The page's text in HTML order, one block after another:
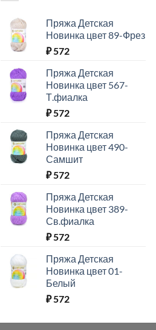
Пряжа Детская
Новинка цвет 89-Фрез
₽572
Пряжа Детская
Новинка цвет 567-
Т.фиалка
₽572
Пряжа Детская
Новинка цвет 490-
Самшит
₽572
Пряжа Детская
Новинка цвет 389-
Св.фиалка
₽572
Пряжа Детская
Новинка цвет 01-
Белый
₽572